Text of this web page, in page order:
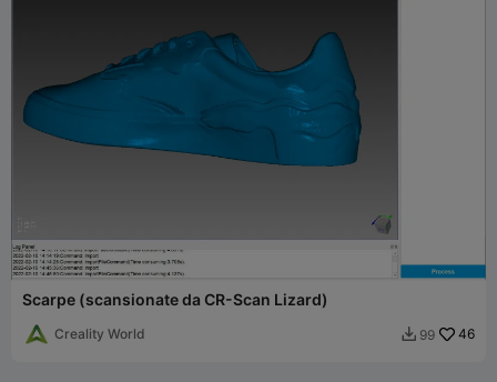
Scarpe (scansionate da CR-Scan Lizard)
Creality World  99 46